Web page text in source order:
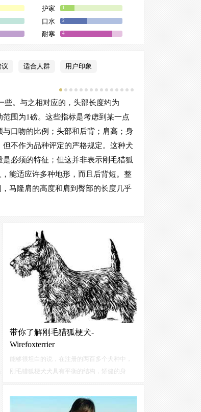
护家 1
口水 2
耐寒 4
议 适合人群 用户印象
些。与之相对应的，头部长度约为
围为1磅。这些指标是考虑到某一点
口吻的比例；头部和后背；肩高；身
不作为品种评定的严格规定。这种犬
必须的特征；但这并非表示刚毛猎狐
能适应许多种地形，而且后背短。整
马隆肩的高度和肩到臀部的长度几乎
带你了解刚毛猎狐梗犬-
Wirefoxterrier
能够很坦白的说，在注册的两百多个犬种中，
刚毛猎狐梗犬犬具有平衡的结构，矫健的身
具备的话，对生活的热情和全身心的投入则是
刚毛猎狐梗犬犬最为吸引人的地方。英文名...